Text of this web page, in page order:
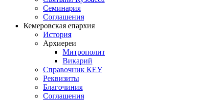
Семинария
Соглашения
Кемеровская епархия
История
Архиереи
Митрополит
Викарий
Справочник КЕУ
Реквизиты
Благочиния
Соглашения